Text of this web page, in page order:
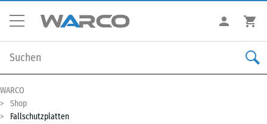
WARCO
Shop
Fallschutzplatten